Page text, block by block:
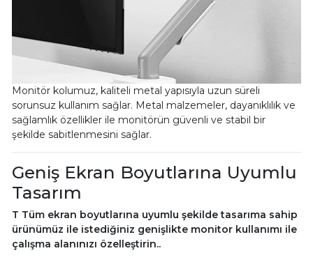
Monitör kolumuz, kaliteli metal yapısıyla uzun süreli
sorunsuz kullanım sağlar. Metal malzemeler, dayanıklılık ve
sağlamlık özellikler ile monitörün güvenli ve stabil bir
şekilde sabitlenmesini sağlar.
Geniş Ekran Boyutlarına Uyumlu
Tasarım
T Tüm ekran boyutlarına uyumlu şekilde tasarıma sahip
ürünümüz ile istediğiniz genişlikte monitor kullanımı ile
çalışma alanınızı özelleştirin..